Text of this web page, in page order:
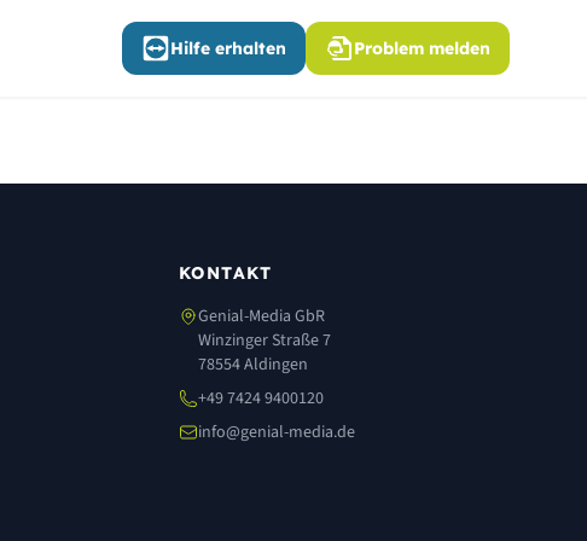
Hilfe erhalten Problem melden
KONTAKT
Genial-Media GbR
Winzinger Straße 7
78554 Aldingen
+49 7424 9400120
info@genial-media.de